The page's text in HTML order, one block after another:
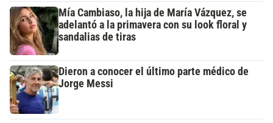
Mía Cambiaso, la hija de María Vázquez, se
adelantó a la primavera con su look floral y
sandalias de tiras
Dieron a conocer el último parte médico de
Jorge Messi